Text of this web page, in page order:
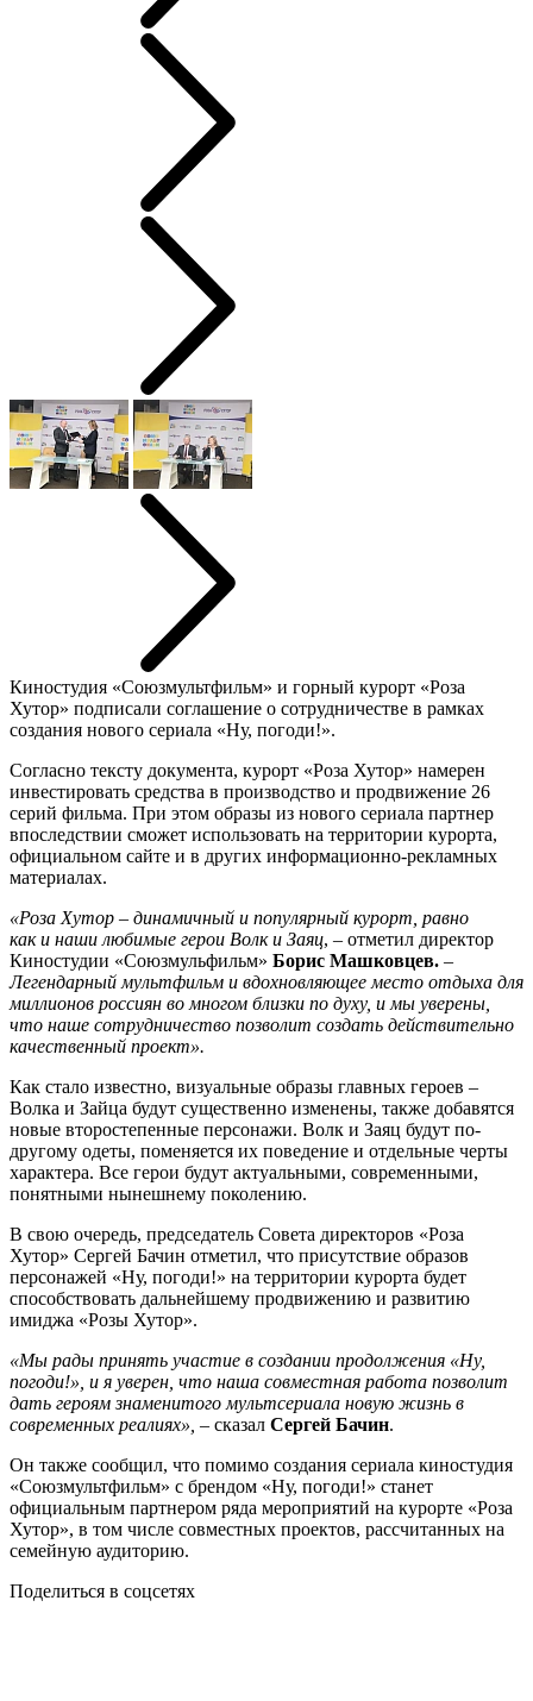
Киностудия «Союзмультфильм» и горный курорт «Роза
Хутор» подписали соглашение о сотрудничестве в рамках
создания нового сериала «Ну, погоди!».
Согласно тексту документа, курорт «Роза Хутор» намерен
инвестировать средства в производство и продвижение 26
серий фильма. При этом образы из нового сериала партнер
впоследствии сможет использовать на территории курорта,
официальном сайте и в других информационно-рекламных
материалах.
«Роза Хутор – динамичный и популярный курорт, равно
как и наши любимые герои Волк и Заяц, – отметил директор
Киностудии «Союзмульфильм» Борис Машковцев. –
Легендарный мультфильм и вдохновляющее место отдыха для
миллионов россиян во многом близки по духу, и мы уверены,
что наше сотрудничество позволит создать действительно
качественный проект».
Как стало известно, визуальные образы главных героев –
Волка и Зайца будут существенно изменены, также добавятся
новые второстепенные персонажи. Волк и Заяц будут по-
другому одеты, поменяется их поведение и отдельные черты
характера. Все герои будут актуальными, современными,
понятными нынешнему поколению.
В свою очередь, председатель Совета директоров «Роза
Хутор» Сергей Бачин отметил, что присутствие образов
персонажей «Ну, погоди!» на территории курорта будет
способствовать дальнейшему продвижению и развитию
имиджа «Розы Хутор».
«Мы рады принять участие в создании продолжения «Ну,
погоди!», и я уверен, что наша совместная работа позволит
дать героям знаменитого мультсериала новую жизнь в
современных реалиях», – сказал Сергей Бачин.
Он также сообщил, что помимо создания сериала киностудия
«Союзмультфильм» с брендом «Ну, погоди!» станет
официальным партнером ряда мероприятий на курорте «Роза
Хутор», в том числе совместных проектов, рассчитанных на
семейную аудиторию.
Поделиться в соцсетях